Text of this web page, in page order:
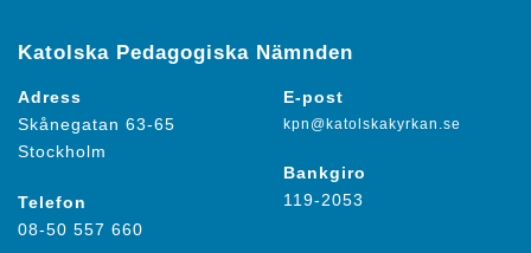
Katolska Pedagogiska Nämnden
Adress
Skånegatan 63-65
Stockholm
Telefon
08-50 557 660
E-post
kpn@katolskakyrkan.se
Bankgiro
119-2053